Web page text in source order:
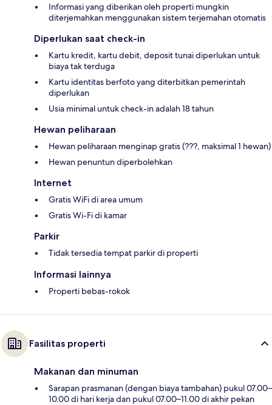
Informasi yang diberikan oleh properti mungkin
diterjemahkan menggunakan sistem terjemahan otomatis
Diperlukan saat check-in
Kartu kredit, kartu debit, deposit tunai diperlukan untuk
biaya tak terduga
Kartu identitas berfoto yang diterbitkan pemerintah
diperlukan
Usia minimal untuk check-in adalah 18 tahun
Hewan peliharaan
Hewan peliharaan menginap gratis (???, maksimal 1 hewan)
Hewan penuntun diperbolehkan
Internet
Gratis WiFi di area umum
Gratis Wi-Fi di kamar
Parkir
Tidak tersedia tempat parkir di properti
Informasi lainnya
Properti bebas-rokok
Fasilitas properti
Makanan dan minuman
Sarapan prasmanan (dengan biaya tambahan) pukul 07.00–
10.00 di hari kerja dan pukul 07.00–11.00 di akhir pekan